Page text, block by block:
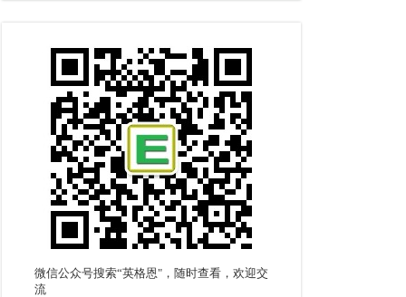
微信公众号搜索“英格恩"，随时查看，欢迎交
流